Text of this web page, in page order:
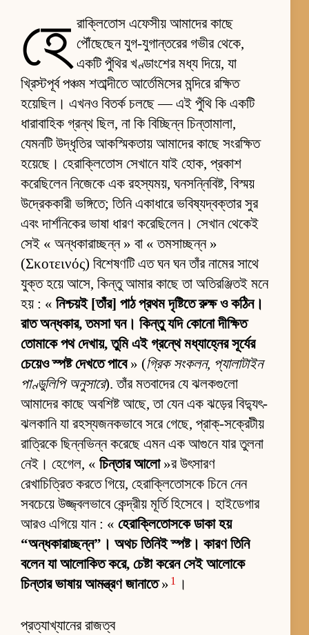
হে রাক্লিতোস এফেসীয় আমাদের কাছে
পৌঁছেছেন যুগ-যুগান্তরের গভীর থেকে,
একটি পুঁথির খণ্ডাংশের মধ্য দিয়ে, যা
খ্রিস্টপূর্ব পঞ্চম শতাব্দীতে আর্তেমিসের মন্দিরে রক্ষিত
হয়েছিল। এখনও বিতর্ক চলছে — এই পুঁথি কি একটি
ধারাবাহিক গ্রন্থ ছিল, না কি বিচ্ছিন্ন চিন্তামালা,
যেমনটি উদ্ধৃতির আকস্মিকতায় আমাদের কাছে সংরক্ষিত
হয়েছে। হেরাক্লিতোস সেখানে যাই হোক, প্রকাশ
করেছিলেন নিজেকে এক রহস্যময়, ঘনসন্নিবিষ্ট, বিস্ময়
উদ্রেককারী ভঙ্গিতে; তিনি একাধারে ভবিষ্যদ্বক্তার সুর
এবং দার্শনিকের ভাষা ধারণ করেছিলেন। সেখান থেকেই
সেই « অন্ধকারাচ্ছন্ন » বা « তমসাচ্ছন্ন »
(Σκοτεινός) বিশেষণটি এত ঘন ঘন তাঁর নামের সাথে
যুক্ত হয়ে আসে, কিন্তু আমার কাছে তা অতিরঞ্জিতই মনে
হয় : « নিশ্চয়ই [তাঁর] পাঠ প্রথম দৃষ্টিতে রুক্ষ ও কঠিন।
রাত অন্ধকার, তমসা ঘন। কিন্তু যদি কোনো দীক্ষিত
তোমাকে পথ দেখায়, তুমি এই গ্রন্থে মধ্যাহ্নের সূর্যের
চেয়েও স্পষ্ট দেখতে পাবে» (গ্রিক সংকলন, প্যালাটাইন
পাণ্ডুলিপি অনুসারে). তাঁর মতবাদের যে ঝলকগুলো
আমাদের কাছে অবশিষ্ট আছে, তা যেন এক ঝড়ের বিদ্যুৎ-
ঝলকানি যা রহস্যজনকভাবে সরে গেছে, প্রাক্-সক্রেটীয়
রাত্রিকে ছিন্নভিন্ন করেছে এমন এক আগুনে যার তুলনা
নেই। হেগেল, « চিন্তার আলো»র উৎসারণ
রেখাচিত্রিত করতে গিয়ে, হেরাক্লিতোসকে চিনে নেন
সবচেয়ে উজ্জ্বলভাবে কেন্দ্রীয় মূর্তি হিসেবে। হাইডেগার
আরও এগিয়ে যান : « হেরাক্লিতোসকে ডাকা হয়
“অন্ধকারাচ্ছন্ন”। অথচ তিনিই স্পষ্ট। কারণ তিনি
বলেন যা আলোকিত করে, চেষ্টা করেন সেই আলোকে
চিন্তার ভাষায় আমন্ত্রণ জানাতে» 1 ।
প্রত্যাখ্যানের রাজত্ব